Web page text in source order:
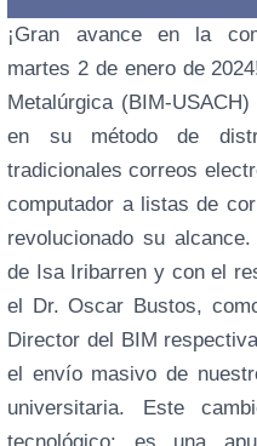
¡Gran avance en la
martes 2 de enero de
Metalúrgica (BIM-
en su método de
tradicionales correos
computador a listas de
revolucionado su
de Isa Iribarren y con el
el Dr. Oscar Bustos,
Director del BIM
el envío masivo de
universitaria. Este